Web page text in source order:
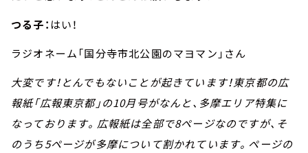
つる子： はい！
ラジオネーム「国分寺市北公園のマヨマン」さん
大変です！とんでもないことが起きています！東京都の広
報紙「広報東京都」の10月号がなんと、多摩エリア特集に
なっております。広報紙は全部で8ページなのですが、そ
のうち5ページが多摩について割かれています。ページの